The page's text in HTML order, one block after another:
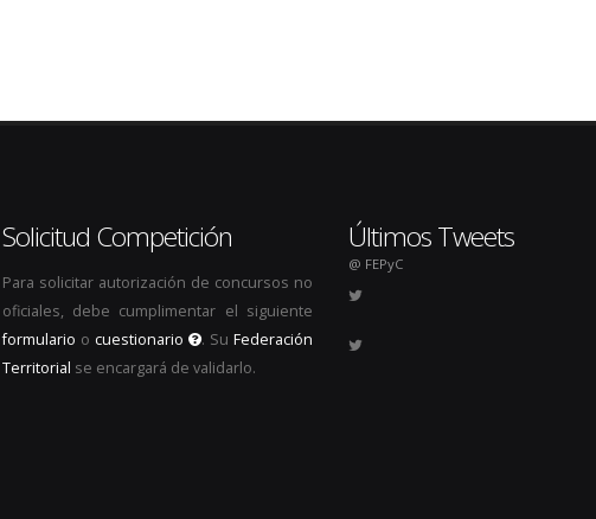
Solicitud Competición
Para solicitar autorización de concursos no
oficiales, debe cumplimentar el siguiente
formulario o cuestionario . SuFederación
Territorial se encargará de validarlo.
Últimos Tweets
@ FEPyC